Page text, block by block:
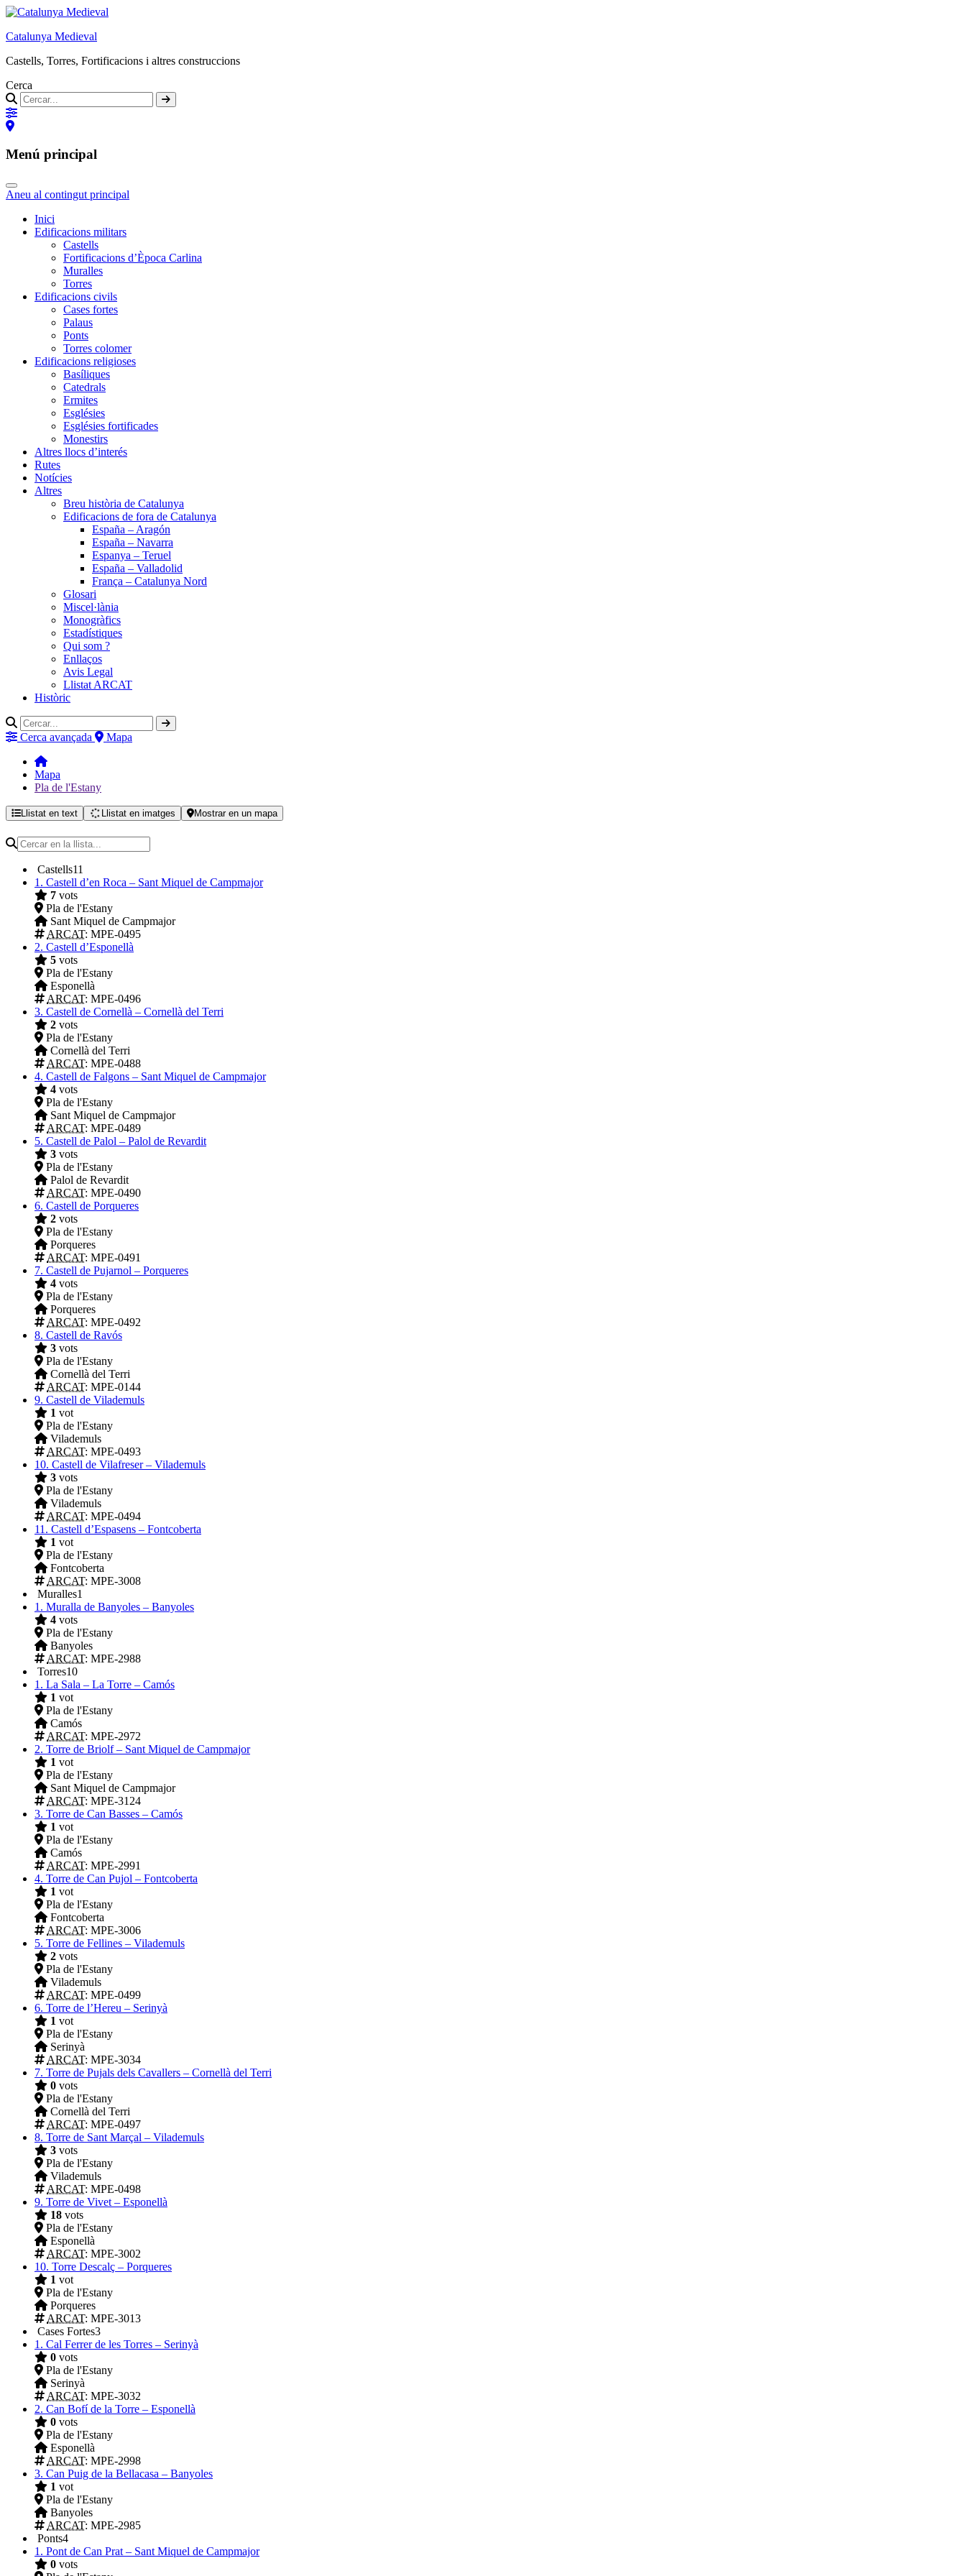
Catalunya Medieval
Castells, Torres, Fortificacions i altres construccions
Cerca
Menú principal
Aneu al contingut principal
Inici
Edificacions militars
Castells
Fortificacions d’Època Carlina
Muralles
Torres
Edificacions civils
Cases fortes
Palaus
Ponts
Torres colomer
Edificacions religioses
Basíliques
Catedrals
Ermites
Esglésies
Esglésies fortificades
Monestirs
Altres llocs d’interés
Rutes
Notícies
Altres
Breu història de Catalunya
Edificacions de fora de Catalunya
España – Aragón
España – Navarra
Espanya – Teruel
España – Valladolid
França – Catalunya Nord
Glosari
Miscel·lània
Monogràfics
Estadístiques
Qui som ?
Enllaços
Avis Legal
Llistat ARCAT
Històric
Cerca avançada Mapa
Mapa
Pla de l'Estany
Llistat en text Llistat en imatges Mostrar en un mapa
Castells11
1. Castell d’en Roca – Sant Miquel de Campmajor
7 vots
Pla de l'Estany
Sant Miquel de Campmajor
ARCAT: MPE-0495
2. Castell d’Esponellà
5 vots
Pla de l'Estany
Esponellà
ARCAT: MPE-0496
3. Castell de Cornellà – Cornellà del Terri
2 vots
Pla de l'Estany
Cornellà del Terri
ARCAT: MPE-0488
4. Castell de Falgons – Sant Miquel de Campmajor
4 vots
Pla de l'Estany
Sant Miquel de Campmajor
ARCAT: MPE-0489
5. Castell de Palol – Palol de Revardit
3 vots
Pla de l'Estany
Palol de Revardit
ARCAT: MPE-0490
6. Castell de Porqueres
2 vots
Pla de l'Estany
Porqueres
ARCAT: MPE-0491
7. Castell de Pujarnol – Porqueres
4 vots
Pla de l'Estany
Porqueres
ARCAT: MPE-0492
8. Castell de Ravós
3 vots
Pla de l'Estany
Cornellà del Terri
ARCAT: MPE-0144
9. Castell de Vilademuls
1 vot
Pla de l'Estany
Vilademuls
ARCAT: MPE-0493
10. Castell de Vilafreser – Vilademuls
3 vots
Pla de l'Estany
Vilademuls
ARCAT: MPE-0494
11. Castell d’Espasens – Fontcoberta
1 vot
Pla de l'Estany
Fontcoberta
ARCAT: MPE-3008
Muralles1
1. Muralla de Banyoles – Banyoles
4 vots
Pla de l'Estany
Banyoles
ARCAT: MPE-2988
Torres10
1. La Sala – La Torre – Camós
1 vot
Pla de l'Estany
Camós
ARCAT: MPE-2972
2. Torre de Briolf – Sant Miquel de Campmajor
1 vot
Pla de l'Estany
Sant Miquel de Campmajor
ARCAT: MPE-3124
3. Torre de Can Basses – Camós
1 vot
Pla de l'Estany
Camós
ARCAT: MPE-2991
4. Torre de Can Pujol – Fontcoberta
1 vot
Pla de l'Estany
Fontcoberta
ARCAT: MPE-3006
5. Torre de Fellines – Vilademuls
2 vots
Pla de l'Estany
Vilademuls
ARCAT: MPE-0499
6. Torre de l’Hereu – Serinyà
1 vot
Pla de l'Estany
Serinyà
ARCAT: MPE-3034
7. Torre de Pujals dels Cavallers – Cornellà del Terri
0 vots
Pla de l'Estany
Cornellà del Terri
ARCAT: MPE-0497
8. Torre de Sant Marçal – Vilademuls
3 vots
Pla de l'Estany
Vilademuls
ARCAT: MPE-0498
9. Torre de Vivet – Esponellà
18 vots
Pla de l'Estany
Esponellà
ARCAT: MPE-3002
10. Torre Descalç – Porqueres
1 vot
Pla de l'Estany
Porqueres
ARCAT: MPE-3013
Cases Fortes3
1. Cal Ferrer de les Torres – Serinyà
0 vots
Pla de l'Estany
Serinyà
ARCAT: MPE-3032
2. Can Bofí de la Torre – Esponellà
0 vots
Pla de l'Estany
Esponellà
ARCAT: MPE-2998
3. Can Puig de la Bellacasa – Banyoles
1 vot
Pla de l'Estany
Banyoles
ARCAT: MPE-2985
Ponts4
1. Pont de Can Prat – Sant Miquel de Campmajor
0 vots